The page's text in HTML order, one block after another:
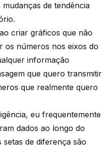
de tendência
criar gráficos que não
os números nos eixos do
informação
que quero transmitir
que realmente quero
eu frequentemente
dados ao longo do
setas de diferença são